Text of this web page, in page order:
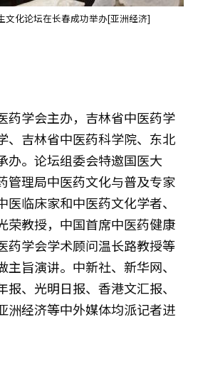
化论坛在长春成功举办[亚洲经济]
药学会主办，吉林省中医药学
、吉林省中医药科学院、东北
办。论坛组委会特邀国医大
管理局中医药文化与普及专家
临床家和中医药文化学者、
荣教授，中国首席中医药健康
药学会学术顾问温长路教授等
旨演讲。中新社、新华网、
、光明日报、香港文汇报、
洲经济等中外媒体均派记者进